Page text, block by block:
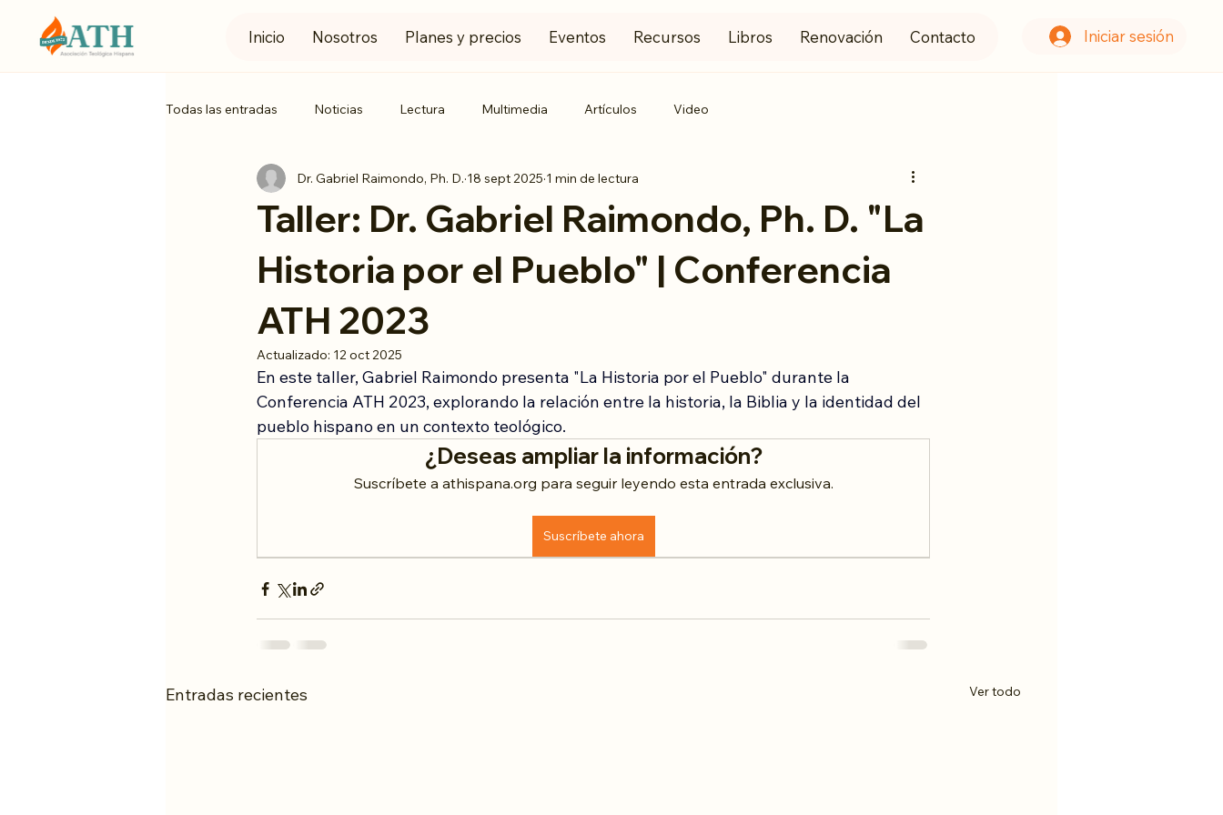
Inicio Nosotros Planes y precios Eventos Recursos Libros Renovación Contacto Iniciar sesión
Todas las entradas Noticias Lectura Multimedia Artículos Video
Taller: Dr. Gabriel Raimondo, Ph. D. "La
Historia por el Pueblo" | Conferencia
ATH 2023
Dr. Gabriel Raimondo, Ph. D. 18 sept 2025 1 min de lectura
Actualizado: 12 oct 2025
En este taller, Gabriel Raimondo presenta "La Historia por el Pueblo" durante la
Conferencia ATH 2023, explorando la relación entre la historia, la Biblia y la identidad del
pueblo hispano en un contexto teológico.
¿Deseas ampliar la información?
Suscríbete a athispana.org para seguir leyendo esta entrada exclusiva.
Suscríbete ahora
Entradas recientes Ver todo